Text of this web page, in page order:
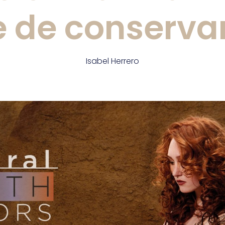
de
Isabel Herrero